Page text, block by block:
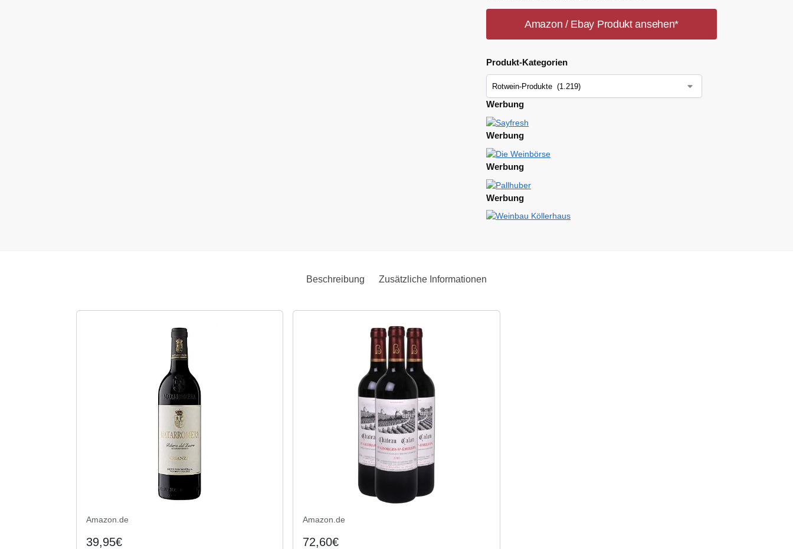
Amazon / Ebay Produkt ansehen*
Produkt-Kategorien
Werbung
Werbung
Werbung
Werbung
Beschreibung Zusätzliche Informationen
Amazon.de
39,95€
Amazon.de
72,60€